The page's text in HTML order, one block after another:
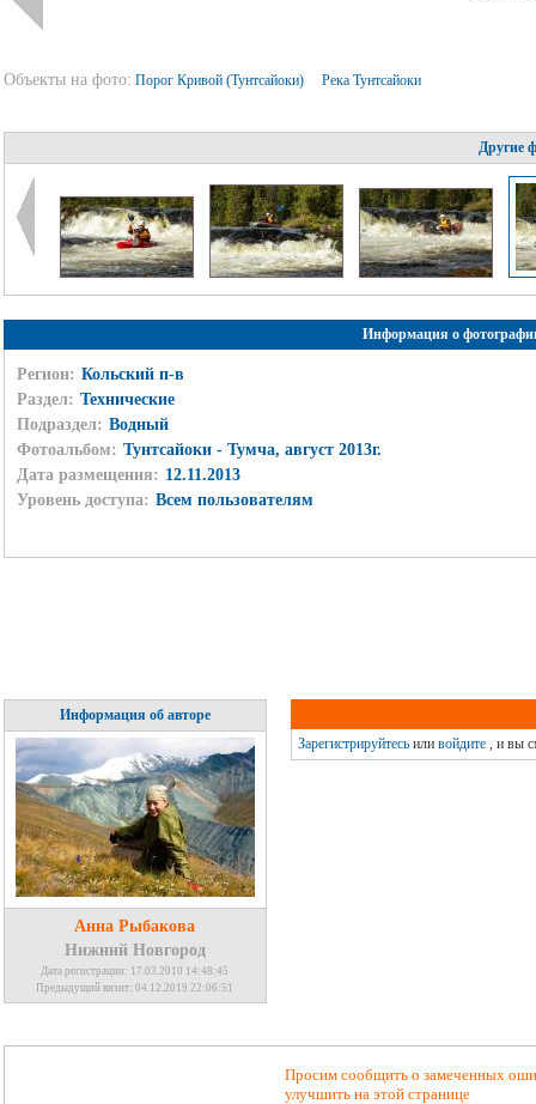
Объекты на фото: Порог Кривой (Тунтсайоки) Река Тунтсайоки
Другие
Информация о
Регион: Кольский п-в
Раздел: Технические
Подраздел: Водный
Фотоальбом: Тунтсайоки - Тумча, август 2013г.
Дата размещения: 12.11.2013
Уровень доступа: Всем пользователям
Информация об авторе
Анна Рыбакова
Нижний Новгород
Дата регистрации: 17.03.2010 14:48:45
Предыдущий визит: 04.12.2019 22:06:51
Зарегистрируйтесьили войдите, и вы
Просим сообщить о замеченных
улучшить на этой странице